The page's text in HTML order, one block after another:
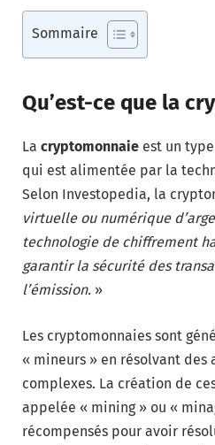
Sommaire
Qu’est-ce que la
La cryptomonnaie est un
qui est alimentée par la
Selon Investopedia, la
virtuelle ou numérique
technologie de chiffrement
garantir la sécurité des
l’émission. »
Les cryptomonnaies sont
« mineurs » en résolvant
complexes. La création de
appelée « mining » ou «
récompensés pour avoir